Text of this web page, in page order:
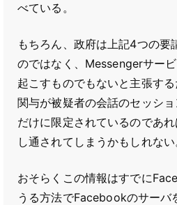
べている。
もちろん、政府は上記4つの要
のではなく、Messengerサー
起こすものでもないと主張す
関与が被疑者の会話のセッシ
だけに限定されているのであ
し通されてしまうかもしれない
おそらくこの情報はすでに
うる方法でFacebookのサーバ